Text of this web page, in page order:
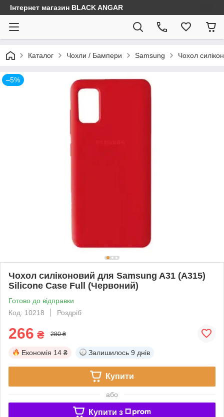
Інтернет магазин BLACK ANGAR
Каталог Чохли / Бампери Samsung Чохол
–5%
Чохол силіконовий для Samsung A31 (A315)
Silicone Case Full (Червоний)
Готово до відправки
Код: 10218
Роздріб
266 ₴ 280 ₴
Економія 14 ₴ Залишилось 9 днів
Купити
або
Купити з